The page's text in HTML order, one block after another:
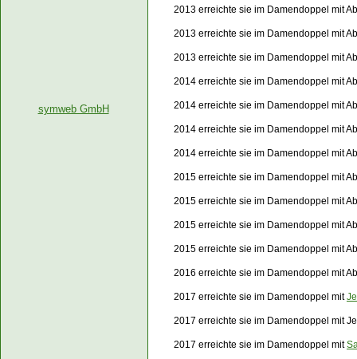
2013 erreichte sie im Damendoppel mit
2013 erreichte sie im Damendoppel mit
2013 erreichte sie im Damendoppel mit
2014 erreichte sie im Damendoppel mit
2014 erreichte sie im Damendoppel mit
2014 erreichte sie im Damendoppel mit
2014 erreichte sie im Damendoppel mit
2015 erreichte sie im Damendoppel mit
2015 erreichte sie im Damendoppel mit
2015 erreichte sie im Damendoppel mit
2015 erreichte sie im Damendoppel mit
2016 erreichte sie im Damendoppel mit
2017 erreichte sie im Damendoppel mit
2017 erreichte sie im Damendoppel mit
2017 erreichte sie im Damendoppel mit
symweb GmbH